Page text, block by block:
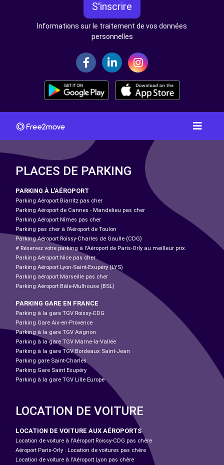
S'inscrire
Informations sur le traitement de vos données
personnelles
PLACES DE PARKING
PARKING À L'AÉROPORT
Parking Aéroport Biarritz pas cher
Parking Aéroport de Cannes - Mandelieu pas cher
Parking Aéroport Nîmes pas cher
Parking pas cher à l’Aéroport de Toulon
Parking Aéroport Roissy-Charles de Gaulle (CDG)
# Réservez votre parking à l'Aéroport de Paris-Orly au meilleur prix.
Parking Aéroport Nice pas cher
Parking Aéroport Lyon-Saint-Exupéry (LYS)
Parking aéroport Marseille pas cher
Parking Aéroport Bâle-Mulhouse (BSL)
PARKING GARE EN FRANCE
Parking à la gare TGV Roissy-CDG
Parking Gare Aix-en-Provence
Parking à la gare TGV Avignon
Parking à la gare TGV Marne-la-Vallée
Parking à la gare TGV Bordeaux Saint-Jean
Parking gare Saint-Charles
Parking Gare Saint Exupéry
Parking à la gare TGV Lille Europe
LOCATION DE VOITURE
LOCATION DE VOITURE AUX AÉROPORTS
Location de voiture à l'Aéroport Roissy-CDG pas chère
Aéroport Paris-Orly : Location de voitures pas chère
Location de voiture à l'Aéroport Lyon pas chère